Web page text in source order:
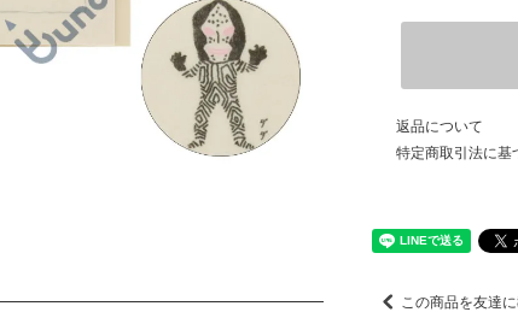
返品について
特定商取引法に基
この商品を友達